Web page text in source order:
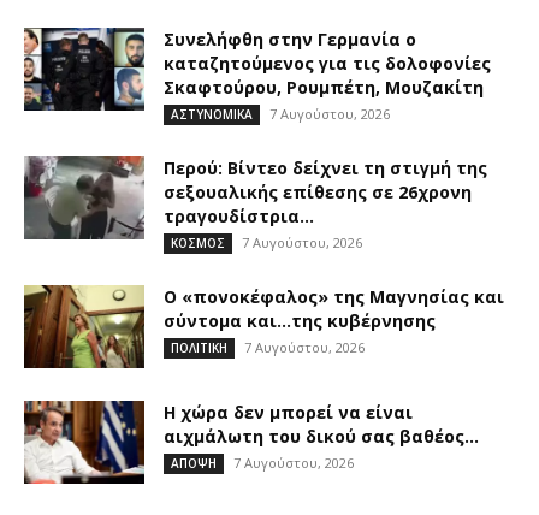
Συνελήφθη στην Γερμανία ο
καταζητούμενος για τις δολοφονίες
Σκαφτούρου, Ρουμπέτη, Μουζακίτη
ΑΣΤΥΝΟΜΙΚΑ 7 Αυγούστου, 2026
Περού: Βίντεο δείχνει τη στιγμή της
σεξουαλικής επίθεσης σε 26χρονη
τραγουδίστρια...
ΚΟΣΜΟΣ 7 Αυγούστου, 2026
Ο «πονοκέφαλος» της Μαγνησίας και
σύντομα και…της κυβέρνησης
ΠΟΛΙΤΙΚΗ 7 Αυγούστου, 2026
Η χώρα δεν μπορεί να είναι
αιχμάλωτη του δικού σας βαθέος...
ΑΠΟΨΗ 7 Αυγούστου, 2026